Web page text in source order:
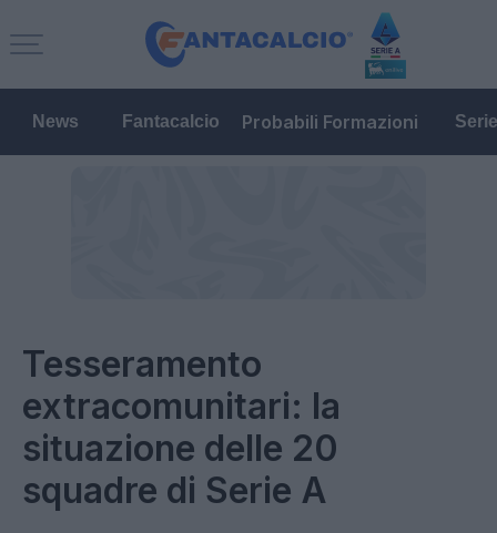
News Fantacalcio Probabili Formazioni
Tesseramento
extracomunitari: la
situazione delle 20
squadre di Serie A